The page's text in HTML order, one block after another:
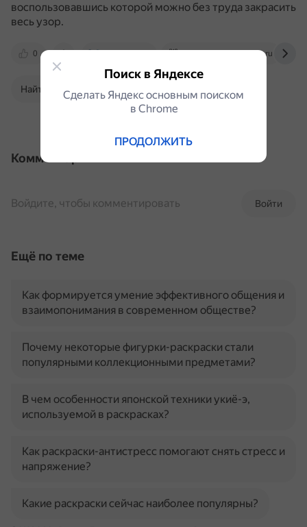
воспользовавшись которой можно без труда закрасить
весь узор.
0 pashko-ds127.edusev.ru
Найти в Поиске
Комментарии
Войти
Войдите, чтобы комментировать
Ещё по теме
Как формируется умение эффективного общения и
взаимопонимания в современном обществе?
Почему некоторые фигурки-раскраски стали
популярными коллекционными предметами?
В чем особенности японской техники укиё-э,
используемой в раскрасках?
Как раскраски-антистресс помогают снять стресс и
напряжение?
Какие раскраски сейчас наиболее популярны?
Поиск в Яндексе
Сделать Яндекс основным поиском
в Сhrome
ПРОДОЛЖИТЬ